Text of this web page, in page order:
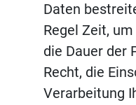
Daten
Regel Zeit,
die Dauer der
Recht, die
Verarbeitung